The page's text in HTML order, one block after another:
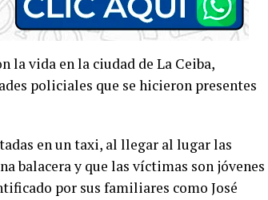
la vida en la ciudad de La Ceiba,
policiales que se hicieron presentes
en un taxi, al llegar al lugar las
balacera y que las víctimas son jóvenes
por sus familiares como José